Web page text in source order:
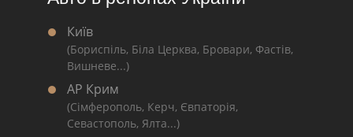
Київ
(Бориспіль, Біла Церква, Бровари, Фастів,
Вишневе...)
АР Крим
(Сімферополь, Керч, Євпаторія,
Севастополь, Ялта...)